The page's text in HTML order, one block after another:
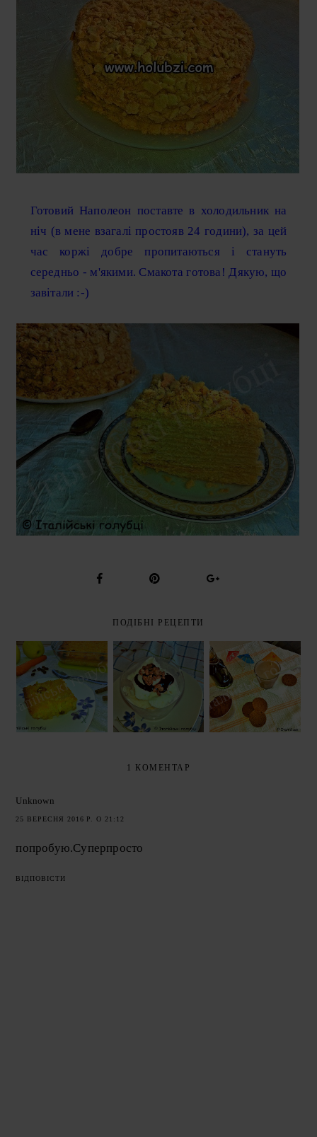
Готовий Наполеон поставте в холодильник на
ніч (в мене взагалі простояв 24 години), за цей
час коржі добре пропитаються і стануть
середньо - м'якими. Смакота готова! Дякую, що
завітали :-)
ПОДІБНІ РЕЦЕПТИ
СОЛОДКА
РИСОВА
ЗАПІКАНКА З
ЯБЛУКАМИ
ЙОГУРТ -
МОРОЗИВО
(FROZEN
YOGURT)
ШОКОЛАДНИЙ
СИРОП
(SCIROPPO AL
CIOCCOLATO)
1 КОМЕНТАР
Unknown
25 ВЕРЕСНЯ 2016 Р. О 21:12
попробую.Суперпросто
ВІДПОВІСТИ